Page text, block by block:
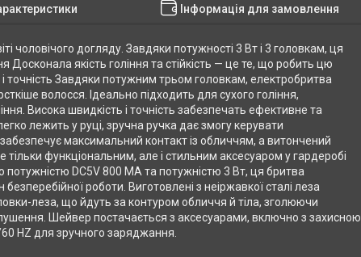
Інформація для замовлення
чоловічого догляду. Завдяки потужності 3 Вт і 3 головкам, ця
якість гоління та стійкість — це те, що робить цю
точність Завдяки потужним трьом головкам, електробритва
волосся. Ідеально підходить для сухого гоління,
Висока швидкість і точність забезпечать ефективне та
лежить у руці, зручна ручка дає змогу керувати
максимальний контакт із обличчям, а витончений
функціональним, але і стильним аксесуаром у гардеробі
потужністю DC5V 800 MA та потужністю 3 Вт, ця бритва
роботи. Виготовлені з неіржавкої сталі леза
леза, що йдуть за контуром обличчя й тіла, зголюючи
Шейвер постачається з аксесуарами, включно з захисною
HZ для зручного заряджання.